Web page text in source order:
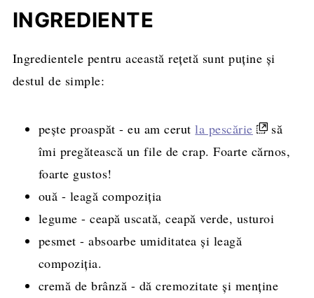
Rețeta completă, cantități și mod de
preparare
INGREDIENTE
Ingredientele pentru această rețetă sunt puține și
destul de simple:
pește proaspăt - eu am cerutla pescărie
să
îmi pregătească un file de crap. Foarte cărnos,
foarte gustos!
ouă - leagă compoziția
legume - ceapă uscată, ceapă verde, usturoi
pesmet - absoarbe umiditatea și leagă
compoziția.
cremă de brânză - dă cremozitate și menține